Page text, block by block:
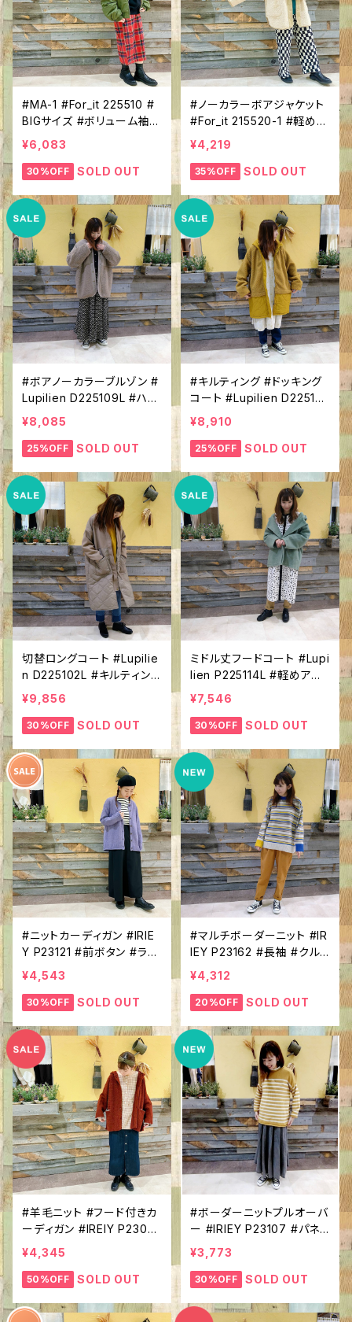
#MA-1 #For_it 225510 #
BIGサイズ #ボリューム袖 #
ミリタリーコーデ #トレンド
アイテム #秋冬ブルゾン
¥6,083
30%OFF SOLD OUT
#ノーカラーボアジャケット
#For_it 215520-1 #軽めア
ウター #Vネック #前ボタン
#ほっこりアウター #軽くて
あったか
¥4,219
35%OFF SOLD OUT
#ボアノーカラーブルゾン #
Lupilien D225109L #ハー
フ丈 #ボア×ナイロン #ドル
マンスリーブ #シンプル #V
ネック #アウター #さっと羽
¥8,085
25%OFF SOLD OUT
#キルティング #ドッキング
コート #Lupilien D22510
4L #ボア #フードコート #
ボア×ナイロン #中綿 #安
心丈 #あったかアウター
¥8,910
25%OFF SOLD OUT
切替ロングコート #Lupilie
n D225102L #キルティング
×フェイクメルトン #軽めア
ウター #アースカラー #す
っきりロング丈 #リブ衿でカ
¥9,856
30%OFF SOLD OUT
ミドル丈フードコート #Lupi
lien P225114L #軽めアウ
ター#裏地付き #ふわふわ
#ほっこり #軽外装
¥7,546
30%OFF SOLD OUT
#ニットカーディガン #IRIE
Y P23121 #前ボタン #ラウ
ンドヘム #クルーネック #き
れい色 #ほっこり #差し色
コーデ
¥4,543
30%OFF SOLD OUT
#マルチボーダーニット #IR
IEY P23162 #長袖 #クル
ーネック #カラフルボーダ
ー #１枚で決まる！ #ニット
コーデ #カジュアルアイテ
¥4,312
20%OFF SOLD OUT
#羊毛ニット #フード付きカ
ーディガン #IREIY P2302
4 #前ボタン #カラーネップ
ニット #ウールナイロン #軽
外装 #ほっこりコーデ #ニ
¥4,345
50%OFF SOLD OUT
#ボーダーニットプルオーバ
ー #IRIEY P23107 #パネ
ルボーダー #ラグランスリ
ーブ #クルーネック #シン
プルトップス #カジュアルコ
¥3,773
30%OFF SOLD OUT